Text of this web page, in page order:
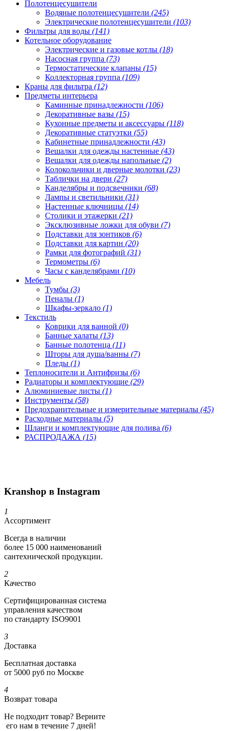
Полотенцесушители
Водяные полотенцесушители (245)
Электрические полотенцесушители (103)
Фильтры для воды (141)
Котельное оборудование
Электрические и газовые котлы (18)
Насосная группа (73)
Термостатические клапаны (15)
Коллекторная группа (109)
Краны для фильтра (12)
Предметы интерьера
Каминные принадлежности (106)
Декоративные вазы (15)
Кухонные предметы и аксессуары (118)
Декоративные статуэтки (55)
Кабинетные принадлежности (43)
Вешалки для одежды настенные (43)
Вешалки для одежды напольные (2)
Колокольчики и дверные молотки (23)
Таблички на двери (27)
Канделябры и подсвечники (68)
Лампы и светильники (31)
Настенные ключницы (14)
Столики и этажерки (21)
Эксклюзивные ложки для обуви (7)
Подставки для зонтиков (6)
Подставки для картин (20)
Рамки для фотографий (31)
Термометры (6)
Часы с канделябрами (10)
Мебель
Тумбы (3)
Пеналы (1)
Шкафы-зеркало (1)
Текстиль
Коврики для ванной (0)
Банные халаты (13)
Банные полотенца (11)
Шторы для душа/ванны (7)
Пледы (1)
Теплоносители и Антифризы (6)
Радиаторы и комплектующие (29)
Алюминиевые листы (1)
Инструменты (58)
Предохранительные и измерительные материалы (45)
Расходные материалы (5)
Шланги и комплектующие для полива (6)
РАСПРОДАЖА (15)
Kranshop в Instagram
1
Ассортимент
Всегда в наличии
более 15 000 наименований
сантехнической продукции.
2
Качество
Сертифициро­ванная система
управления качеством
по стандарту ISO9001
3
Доставка
Бесплатная доставка
от 5000 руб по Москве
4
Возврат товара
Не подходит товар? Верните
его нам в течение 7 дней!